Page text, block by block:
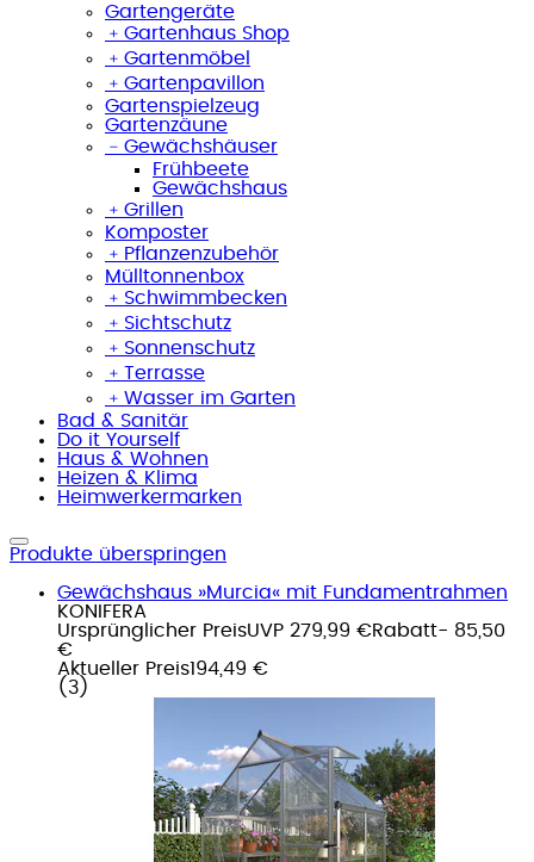
Gartengeräte
﹢ Gartenhaus Shop
﹢ Gartenmöbel
﹢ Gartenpavillon
Gartenspielzeug
Gartenzäune
﹣ Gewächshäuser
Frühbeete
Gewächshaus
﹢ Grillen
Komposter
﹢ Pflanzenzubehör
Mülltonnenbox
﹢ Schwimmbecken
﹢ Sichtschutz
﹢ Sonnenschutz
﹢ Terrasse
﹢ Wasser im Garten
Bad & Sanitär
Do it Yourself
Haus & Wohnen
Heizen & Klima
Heimwerkermarken
Produkte überspringen
Gewächshaus »Murcia« mit Fundamentrahmen
KONIFERA
Ursprünglicher PreisUVP 279,99 €Rabatt- 85,50
€
Aktueller Preis194,49 €
( 3 )